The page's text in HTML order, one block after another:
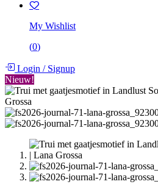
My Wishlist
(0)
Login /Signup
Nieuw!